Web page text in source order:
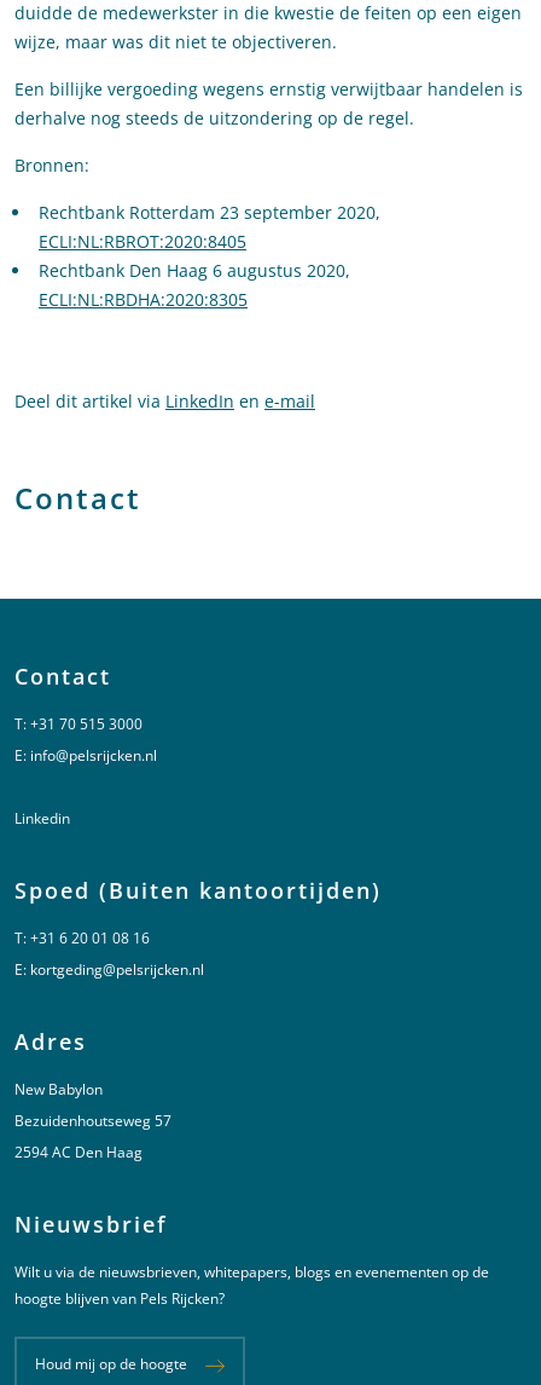
duidde de medewerkster in die kwestie de feiten op een eigen
wijze, maar was dit niet te objectiveren.
Een billijke vergoeding wegens ernstig verwijtbaar handelen is
derhalve nog steeds de uitzondering op de regel.
Bronnen:
Rechtbank Rotterdam 23 september 2020,
ECLI:NL:RBROT:2020:8405
Rechtbank Den Haag 6 augustus 2020,
ECLI:NL:RBDHA:2020:8305
Deel dit artikel via LinkedIn en e-mail
Contact
Contact
T:+31 70 515 3000
E: info@pelsrijcken.nl
Linkedin
Spoed (Buiten kantoortijden)
T:+31 6 20 01 08 16
E: kortgeding@pelsrijcken.nl
Adres
New Babylon
Bezuidenhoutseweg 57
2594 AC Den Haag
Nieuwsbrief
Wilt u via de nieuwsbrieven, whitepapers, blogs en evenementen op de
hoogte blijven van Pels Rijcken?
Houd mij op de hoogte